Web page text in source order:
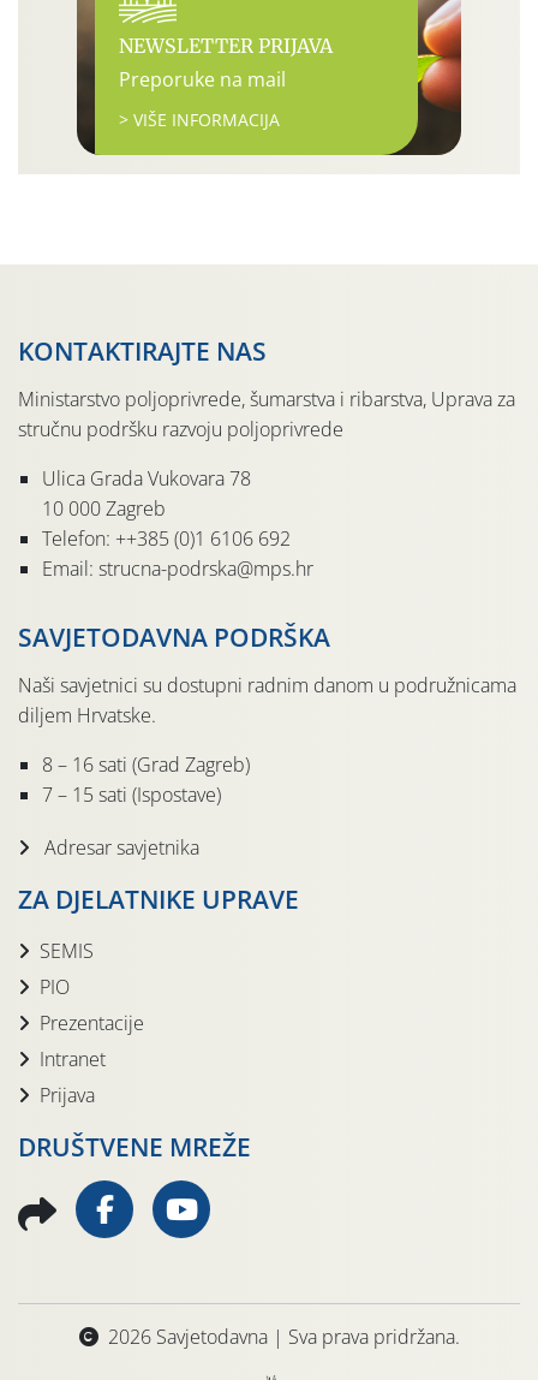
NEWSLETTER PRIJAVA
Preporuke na mail
> VIŠE INFORMACIJA
KONTAKTIRAJTE NAS
Ministarstvo poljoprivrede, šumarstva i ribarstva, Uprava za
stručnu podršku razvoju poljoprivrede
Ulica Grada Vukovara 78
10 000 Zagreb
Telefon: ++385 (0)1 6106 692
Email: strucna-podrska@mps.hr
SAVJETODAVNA PODRŠKA
Naši savjetnici su dostupni radnim danom u podružnicama
diljem Hrvatske.
8 – 16 sati (Grad Zagreb)
7 – 15 sati (Ispostave)
Adresar savjetnika
ZA DJELATNIKE UPRAVE
SEMIS
PIO
Prezentacije
Intranet
Prijava
DRUŠTVENE MREŽE
2026 Savjetodavna | Sva prava pridržana.